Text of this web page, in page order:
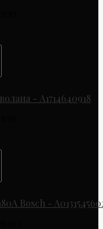
- A1714640918
Bosch -
лв.)